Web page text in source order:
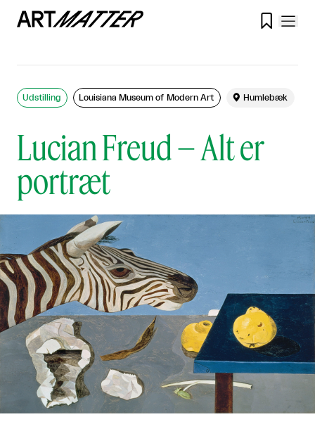

Lucian Freud – Alt er
portræt
Udstilling Louisiana Museum of Modern Art  Humlebæk